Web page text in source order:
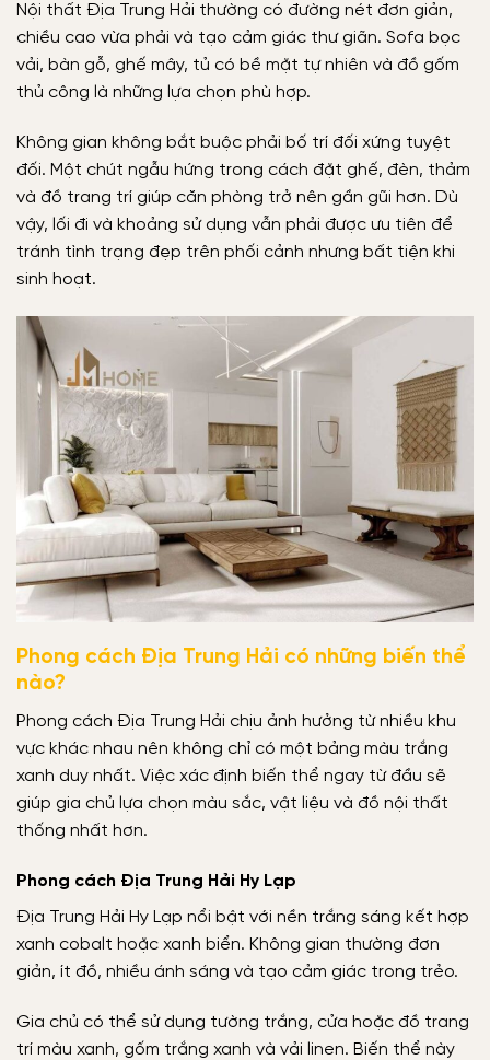
Nội thất Địa Trung Hải thường có đường nét đơn giản,
chiều cao vừa phải và tạo cảm giác thư giãn. Sofa bọc
vải, bàn gỗ, ghế mây, tủ có bề mặt tự nhiên và đồ gốm
thủ công là những lựa chọn phù hợp.
Không gian không bắt buộc phải bố trí đối xứng tuyệt
đối. Một chút ngẫu hứng trong cách đặt ghế, đèn, thảm
và đồ trang trí giúp căn phòng trở nên gần gũi hơn. Dù
vậy, lối đi và khoảng sử dụng vẫn phải được ưu tiên để
tránh tình trạng đẹp trên phối cảnh nhưng bất tiện khi
sinh hoạt.
Phong cách Địa Trung Hải có những biến thể
nào?
Phong cách Địa Trung Hải chịu ảnh hưởng từ nhiều khu
vực khác nhau nên không chỉ có một bảng màu trắng
xanh duy nhất. Việc xác định biến thể ngay từ đầu sẽ
giúp gia chủ lựa chọn màu sắc, vật liệu và đồ nội thất
thống nhất hơn.
Phong cách Địa Trung Hải Hy Lạp
Địa Trung Hải Hy Lạp nổi bật với nền trắng sáng kết hợp
xanh cobalt hoặc xanh biển. Không gian thường đơn
giản, ít đồ, nhiều ánh sáng và tạo cảm giác trong trẻo.
Gia chủ có thể sử dụng tường trắng, cửa hoặc đồ trang
trí màu xanh, gốm trắng xanh và vải linen. Biến thể này